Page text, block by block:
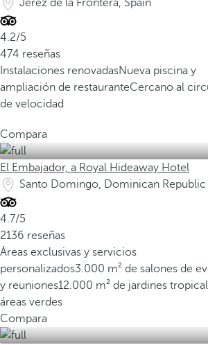
Jerez de la Frontera, Spain
4.2/5
474 reseñas
Instalaciones renovadasNueva piscina y
ampliación de restauranteCercano al
de velocidad
Compara
El Embajador, a Royal Hideaway Hotel
Santo Domingo, Dominican Republic
4.7/5
2136 reseñas
Áreas exclusivas y servicios
personalizados3.000 m² de salones de
y reuniones12.000 m² de jardines
áreas verdes
Compara